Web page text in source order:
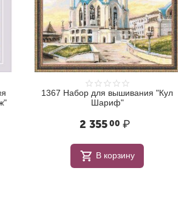
1367 Набор для вышивания "Кул
Шариф"
2 35500 ₽
В корзину